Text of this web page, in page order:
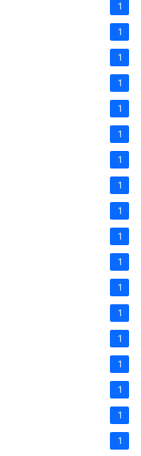
1
1
1
1
1
1
1
1
1
1
1
1
1
1
1
1
1
1